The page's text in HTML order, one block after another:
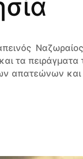
τα
απατεώνων